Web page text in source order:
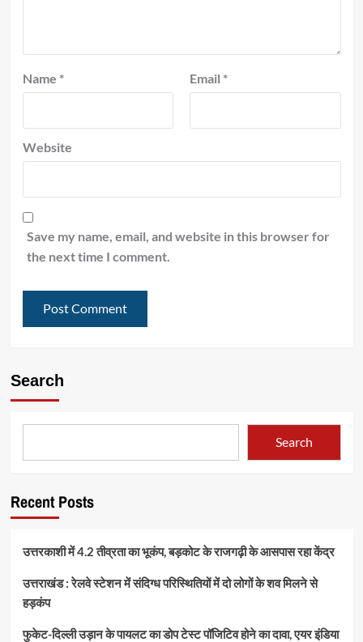
Name * Email *
Website
Save my name, email, and website in this browser for
the next time I comment.
Search
Search
Recent Posts
उत्तरकाशी में 4.2 तीव्रता का भूकंप, बड़कोट के राजगढ़ी के आसपास रहा केंद्र
उत्तराखंड : रेलवे स्टेशन में संदिग्ध परिस्थितियों में दो लोगों के शव मिलने से
हड़कंप
फुकेट-दिल्ली उड़ान के पायलट का डोप टेस्ट पॉजिटिव होने का दावा, एयर इंडिया